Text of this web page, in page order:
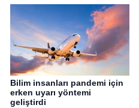
Bilim insanları pandemi için
erken uyarı yöntemi
geliştirdi